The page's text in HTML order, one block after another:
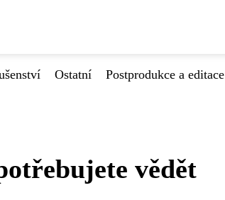
Ostatní Postprodukce a editace
vědět